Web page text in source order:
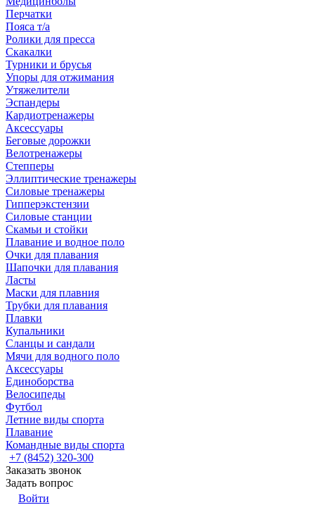
Перчатки
Пояса т/а
Ролики для пресса
Скакалки
Турники и брусья
Упоры для отжимания
Утяжелители
Эспандеры
Кардиотренажеры
Аксессуары
Беговые дорожки
Велотренажеры
Степперы
Эллиптические тренажеры
Силовые тренажеры
Гипперэкстензии
Силовые станции
Скамьи и стойки
Плавание и водное поло
Очки для плавания
Шапочки для плавания
Ласты
Маски для плавния
Трубки для плавания
Плавки
Купальники
Сланцы и сандали
Мячи для водного поло
Аксессуары
Единоборства
Велосипеды
Футбол
Летние виды спорта
Плавание
Командные виды спорта
+7 (8452) 320-300
Заказать звонок
Задать вопрос
Войти